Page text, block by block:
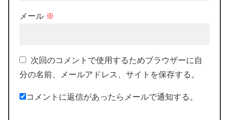
メール ※
次回のコメントで使用するためブラウザーに自
分の名前、メールアドレス、サイトを保存する。
コメントに返信があったらメールで通知する。